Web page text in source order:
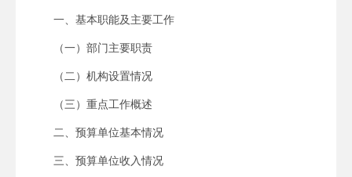
一、基本职能及主要工作
（一）部门主要职责
（二）机构设置情况
（三）重点工作概述
二、预算单位基本情况
三、预算单位收入情况